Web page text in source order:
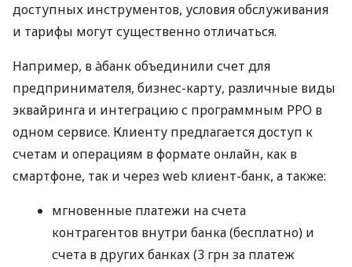
доступных инструментов, условия обслуживания
и тарифы могут существенно отличаться.
Например, в àбанк объединили счет для
предпринимателя, бизнес-карту, различные виды
эквайринга и интеграцию с программным РРО в
одном сервисе. Клиенту предлагается доступ к
счетам и операциям в формате онлайн, как в
смартфоне, так и через web клиент-банк, а также:
мгновенные платежи на счета
контрагентов внутри банка (бесплатно) и
счета в других банках (3 грн за платеж